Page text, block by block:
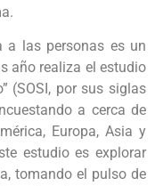
a las personas es un
año realiza el estudio
(SOSI, por sus siglas
a cerca de
Europa, Asia y
estudio es explorar
tomando el pulso de